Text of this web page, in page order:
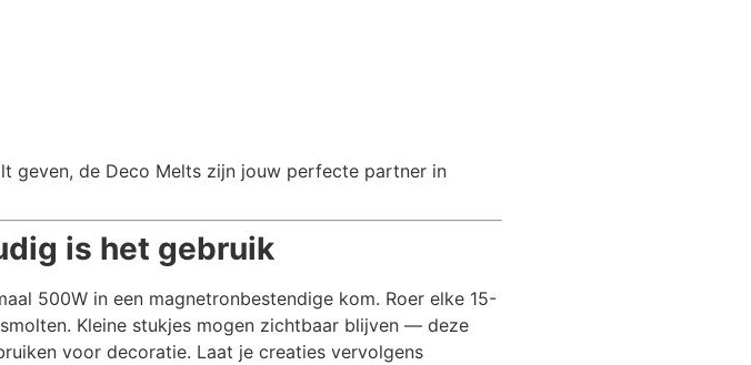
geven, de Deco Melts zijn jouw perfecte partner in
is het gebruik
500W in een magnetronbestendige kom. Roer elke 15-
Kleine stukjes mogen zichtbaar blijven — deze
voor decoratie. Laat je creaties vervolgens